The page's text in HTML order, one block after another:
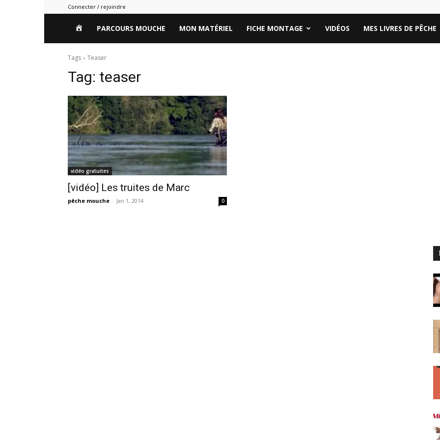
Connecter / rejoindre
HOMEPARCOURS MOUCHE MON MATÉRIEL FICHE MONTAGE VIDÉOS MES LIVRES DE PÊCHE
Tags Teaser
Tag: teaser
vidéo gratuites
[vidéo] Les truites de Marc
pêche mouche - Jan 1, 2014 0